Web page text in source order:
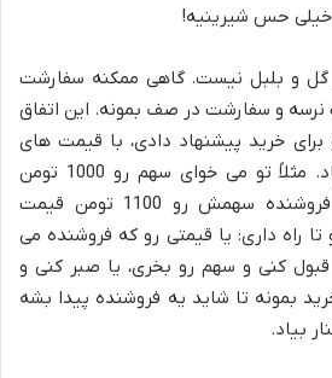
خیلی حس شیرینیه!
و بلبل نیست. گاهی ممکنه سفارشت
و سفارشت در صف بمونه. این اتفاق
خرید پیشنهاد دادی، با قیمت های
فروشنده ها جور در نمیاد. مثلاً تو می خوای سهم رو 1000 تومن
بخری، ولی نزدیک ترین فروشنده سهمش رو 1100 تومن قیمت
تا راه داری: یا قیمتی رو که فروشنده می
1100 تومن) قبول کنی و سهم رو بخری، یا صبر کنی و
بمونه تا شاید یه فروشنده پیدا بشه
بیاد.